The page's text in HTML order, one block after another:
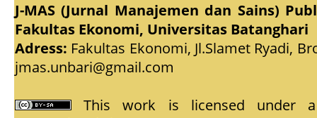
J-MAS (Jurnal Manajemen dan Sains)
Fakultas Ekonomi, Universitas Batanghari
Adress: Fakultas Ekonomi, Jl.Slamet Ryadi,
jmas.unbari@gmail.com
This work is licensed under